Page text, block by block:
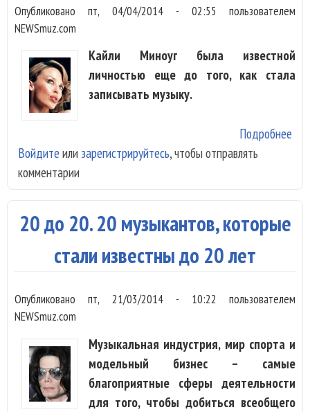
Опубликованопт, 04/04/2014 - 02:55 пользователем
NEWSmuz.com
Кайли Миноуг была известной
личностью еще до того, как стала
записывать музыку.
Подробнее
Войдите или зарегистрируйтесь, чтобы отправлять
комментарии
20 до 20. 20 музыкантов, которые
стали известны до 20 лет
Опубликованопт, 21/03/2014 - 10:22 пользователем
NEWSmuz.com
Музыкальная индустрия, мир спорта и
модельный бизнес – самые
благоприятные сферы деятельности
для того, чтобы добиться всеобщего